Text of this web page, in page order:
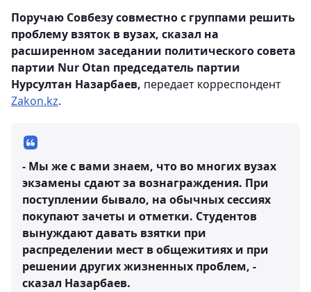
Поручаю Совбезу совместно с группами решить
проблему взяток в вузах, сказал на
расширенном заседании политического совета
партии Nur Otan председатель партии
Нурсултан Назарбаев, передает корреспондент
Zakon.kz.
- Мы же с вами знаем, что во многих вузах
экзамены сдают за вознаграждения. При
поступлении бывало, на обычных сессиях
покупают зачеты и отметки. Студентов
вынуждают давать взятки при
распределении мест в общежитиях и при
решении других жизненных проблем, -
сказал Назарбаев.